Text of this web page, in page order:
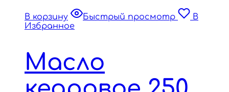
В корзину Быстрый просмотр
В
Избранное
Масло